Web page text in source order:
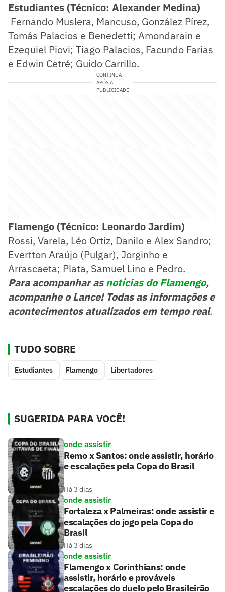
Estudiantes (Técnico: Alexander Medina)
Fernando Muslera, Mancuso, González Pírez,
Tomás Palacios e Benedetti; Amondarain e
Ezequiel Piovi; Tiago Palacios, Facundo Farias
e Edwin Cetré; Guido Carrillo.
CONTINUA
APÓS A
PUBLICIDADE
Flamengo (Técnico: Leonardo Jardim)
Rossi, Varela, Léo Ortiz, Danilo e Alex Sandro;
Evertton Araújo (Pulgar), Jorginho e
Arrascaeta; Plata, Samuel Lino e Pedro.
Para acompanhar asnotícias do Flamengo,
acompanhe o Lance! Todas as informações e
acontecimentos atualizados em tempo real.
TUDO SOBRE
Estudiantes Flamengo Libertadores
SUGERIDA PARA VOCÊ!
onde assistir
Remo x Santos: onde assistir, horário
e escalações pela Copa do Brasil
Há 3 dias
onde assistir
Fortaleza x Palmeiras: onde assistir e
escalações do jogo pela Copa do
Brasil
Há 3 dias
onde assistir
Flamengo x Corinthians: onde
assistir, horário e prováveis
escalações do duelo pelo Brasileirão